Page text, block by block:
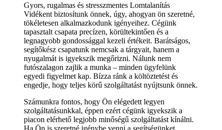
Gyors, rugalmas és stresszmentes Lomtalanítás
Vidékent biztosítunk önnek, úgy, ahogyan ön szeretné,
tökéletesen alkalmazkodunk igényeihez. Cégünk
tapasztalt csapata precízen, körültekintően és a
legnagyobb gondossággal kezeli értékeit. Barátságos,
segítőkész csapatunk nemcsak a tárgyait, hanem a
nyugalmát is igyekszik megőrizni. Nálunk nem
futószalagon zajlik a munka – minden ügyfelünk
egyedi figyelmet kap. Bízza ránk a költöztetést és
engedje, hogy teljes körű szolgáltatást nyújtsunk önnek.
Számunkra fontos, hogy Ön elégedett legyen
szolgáltatásunkkal, éppen ezért cégünk igyekszik a
piacon elérhető legjobb minőségű szolgáltatást kínálni.
Ha Ön is szeretné igénybe venni a segítségünket